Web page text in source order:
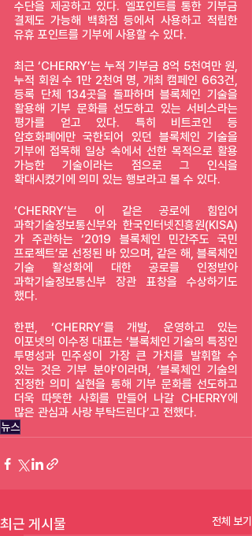
수단을 제공하고 있다. 엘포인트를 통한 기부금
결제도 가능해 백화점 등에서 사용하고 적립한
유휴 포인트를 기부에 사용할 수 있다.
최근 ‘CHERRY’는 누적 기부금 8억 5천여만 원,
누적 회원 수 1만 2천여 명, 개최 캠페인 663건,
등록 단체 134곳을 돌파하며 블록체인 기술을
활용해 기부 문화를 선도하고 있는 서비스라는
평가를 얻고 있다. 특히 비트코인 등
암호화폐에만 국한되어 있던 블록체인 기술을
기부에 접목해 일상 속에서 선한 목적으로 활용
가능한 기술이라는 점으로 그 인식을
확대시켰기에 의미 있는 행보라고 볼 수 있다.
‘CHERRY’는 이 같은 공로에 힘입어
과학기술정보통신부와 한국인터넷진흥원(KISA)
가 주관하는 ‘2019 블록체인 민간주도 국민
프로젝트’로 선정된 바 있으며, 같은 해, 블록체인
기술 활성화에 대한 공로를 인정받아
과학기술정보통신부 장관 표창을 수상하기도
했다.
한편, ‘CHERRY’를 개발, 운영하고 있는
이포넷의 이수정 대표는 ‘블록체인 기술의 특징인
투명성과 민주성이 가장 큰 가치를 발휘할 수
있는 것은 기부 분야’이라며, ‘블록체인 기술의
진정한 의미 실현을 통해 기부 문화를 선도하고
더욱 따뜻한 사회를 만들어 나갈 CHERRY에
많은 관심과 사랑 부탁드린다’고 전했다.
뉴스
최근 게시물 전체 보기